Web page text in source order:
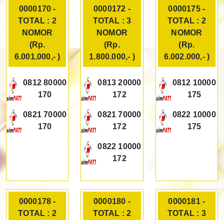
0000170 -
TOTAL : 2
NOMOR
(Rp.
6.001.000,- )
0812 80000
170
0821 70000
170
0000172 -
TOTAL : 3
NOMOR
(Rp.
1.800.000,- )
0813 20000
172
0821 70000
172
0822 10000
172
0000175 -
TOTAL : 2
NOMOR
(Rp.
6.002.000,- )
0812 10000
175
0822 10000
175
0000178 -
TOTAL : 2
0000180 -
TOTAL : 2
0000181 -
TOTAL : 3